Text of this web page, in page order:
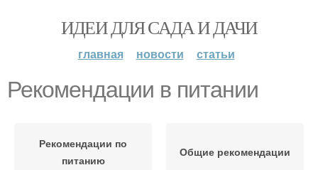
ИДЕИ ДЛЯ САДА И ДАЧИ
главная новости статьи
Рекомендации в питании
Рекомендации по
питанию
Общие рекомендации